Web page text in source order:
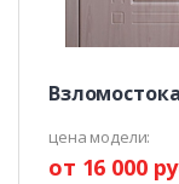
цена модели:
от 16 000